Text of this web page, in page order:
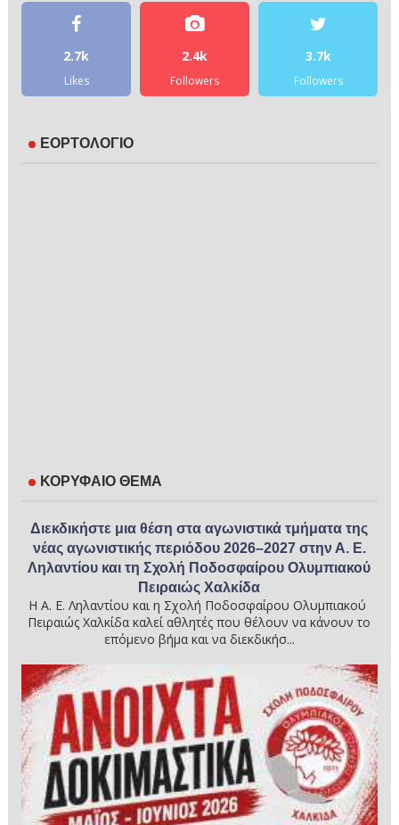
2.7k
Likes
2.4k
Followers
3.7k
Followers
ΕΟΡΤΟΛΟΓΙΟ
ΚΟΡΥΦΑΙΟ ΘΕΜΑ
Διεκδικήστε μια θέση στα αγωνιστικά τμήματα της
νέας αγωνιστικής περιόδου 2026–2027 στην Α. Ε.
Ληλαντίου και τη Σχολή Ποδοσφαίρου Ολυμπιακού
Πειραιώς Χαλκίδα
Η Α. Ε. Ληλαντίου και η Σχολή Ποδοσφαίρου Ολυμπιακού
Πειραιώς Χαλκίδα καλεί αθλητές που θέλουν να κάνουν το
επόμενο βήμα και να διεκδικήσ...